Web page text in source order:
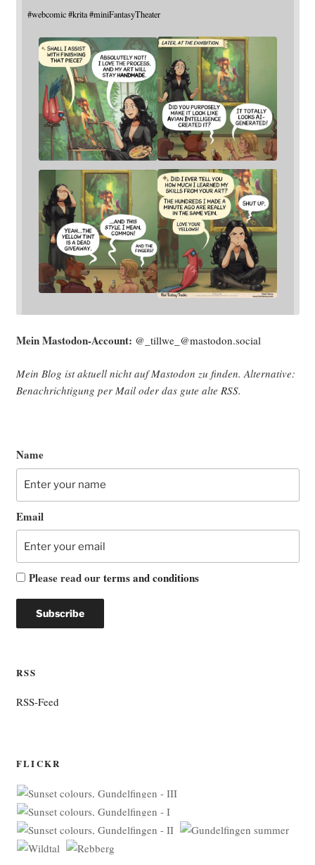
#webcomic #krita #miniFantasyTheater
Mein Mast­o­don-Account: @_tillwe_@mastodon.social
Mein Blog ist aktu­ell nicht auf Mast­o­don zu fin­den. Alter­na­ti­ve:
Benach­rich­ti­gung per Mail oder das gute alte RSS.
Name
Email
Please read ourterms and conditions
RSS
RSS-Feed
FLICKR